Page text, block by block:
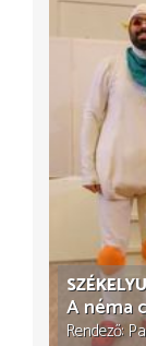
A néma
Rendező